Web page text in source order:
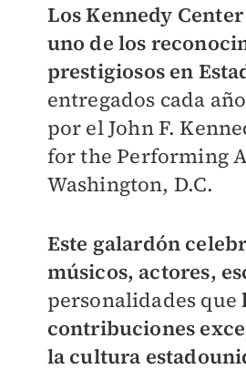
Los Kennedy
uno de los
prestigiosos en
entregados cada
por el John F.
for the Performing
Washington, D.C.
Este galardón
músicos, actores,
personalidades que
contribuciones
la cultura